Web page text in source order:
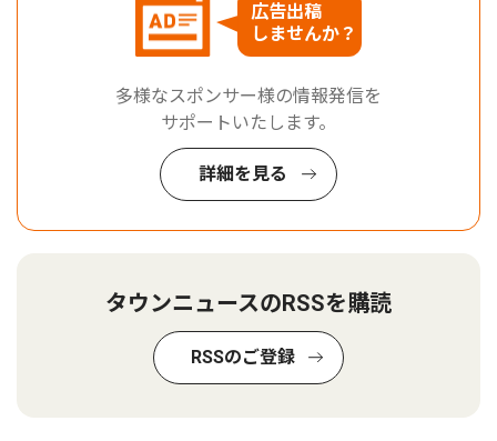
広告出稿
しませんか？
多様なスポンサー様の情報発信を
サポートいたします。
詳細を見る
タウンニュースのRSSを購読
RSSのご登録